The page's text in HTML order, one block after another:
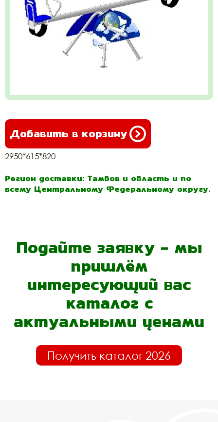
Добавить в корзину
2950*615*820
Регион доставки: Тамбов и область и по
всему Центральному Федеральному округу.
Подайте заявку - мы
пришлём
интересующий вас
каталог с
актуальными ценами
Получить каталог 2026